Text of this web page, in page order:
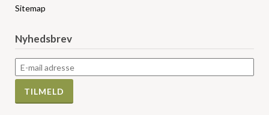
Sitemap
Nyhedsbrev